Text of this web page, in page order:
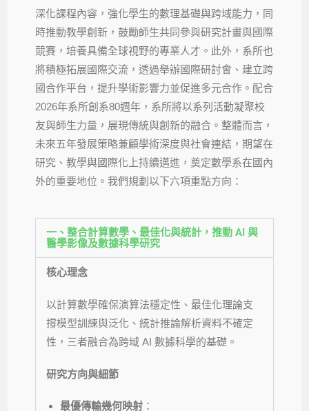
深化課程內容，強化學生的數理基礎與跨域能力，同
時推動教學創新，鼓勵師生共同參與研究計畫與國際
競賽，培養具備全球視野的專業人才。此外，系所也
將積極拓展國際交流，透過舉辦國際研討會、建立跨
國合作平台，提升學術影響力並促進多元合作。配合
2026年系所創系80週年，系所將以系列活動凝聚校
友與師生力量，展現傳統與創新的融合。整體而言，
未來五年發展策略兼顧學術深度與社會連結，期望在
研究、教學與國際化上持續邁進，奠定數學系在國內
外的重要地位。 我們規劃以下六項重點方向：
一、整合計算數學、最佳化與統計，推動 AI 與
醫學影像及數據科學研究
核心理念
以計算數學確保演算法穩定性、最佳化理論支
撐模型訓練與泛化、統計推論解析資料不確定
性，三者融合為跨域 AI 數據科學的基礎。
研究方向與細節
最優傳輸幾何映射 ：